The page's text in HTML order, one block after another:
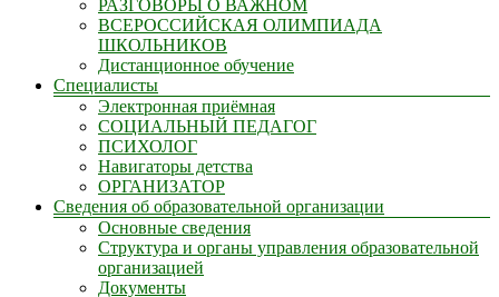
РАЗГОВОРЫ О ВАЖНОМ
ВСЕРОССИЙСКАЯ ОЛИМПИАДА
ШКОЛЬНИКОВ
Дистанционное обучение
Специалисты
Электронная приёмная
СОЦИАЛЬНЫЙ ПЕДАГОГ
ПСИХОЛОГ
Навигаторы детства
ОРГАНИЗАТОР
Сведения об образовательной организации
Основные сведения
Структура и органы управления образовательной
организацией
Документы